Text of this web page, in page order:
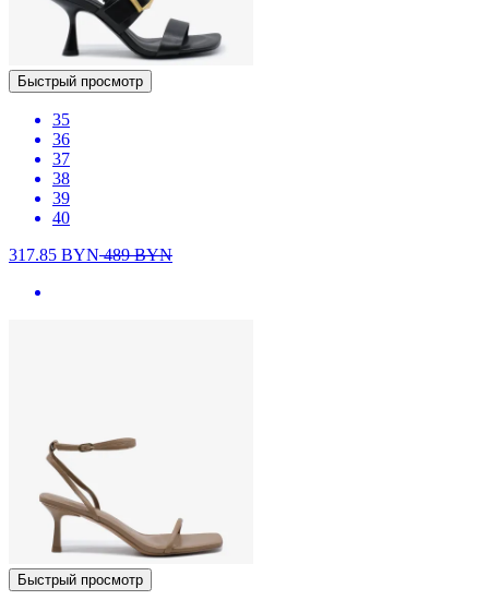
Быстрый просмотр
35
36
37
38
39
40
317.85 BYN489BYN
Быстрый просмотр